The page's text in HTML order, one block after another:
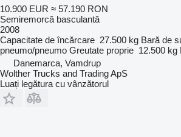
10.900 EUR ≈ 57.190 RON
Semiremorcă basculantă
2008
Capacitate de încărcare 27.500 kg Bară de
pneumo/pneumo Greutate proprie 12.500 kg
Danemarca, Vamdrup
Wolther Trucks and Trading ApS
Luați legătura cu vânzătorul